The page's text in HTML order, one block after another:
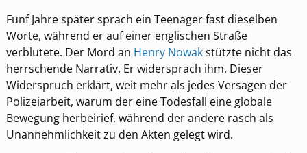
Fünf Jahre später sprach ein Teenager fast dieselben
Worte, während er auf einer englischen Straße
verblutete. Der Mord an Henry Nowakstützte nicht das
herrschende Narrativ. Er widersprach ihm. Dieser
Widerspruch erklärt, weit mehr als jedes Versagen der
Polizeiarbeit, warum der eine Todesfall eine globale
Bewegung herbeirief, während der andere rasch als
Unannehmlichkeit zu den Akten gelegt wird.